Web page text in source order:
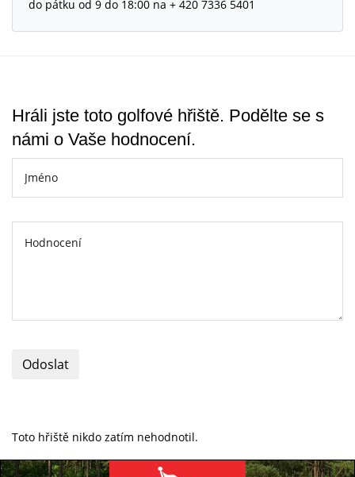
do pátku od 9 do 18:00 na + 420 7336 5401
Hráli jste toto golfové hřiště. Podělte se s
námi o Vaše hodnocení.
Odoslat
Toto hřiště nikdo zatím nehodnotil.